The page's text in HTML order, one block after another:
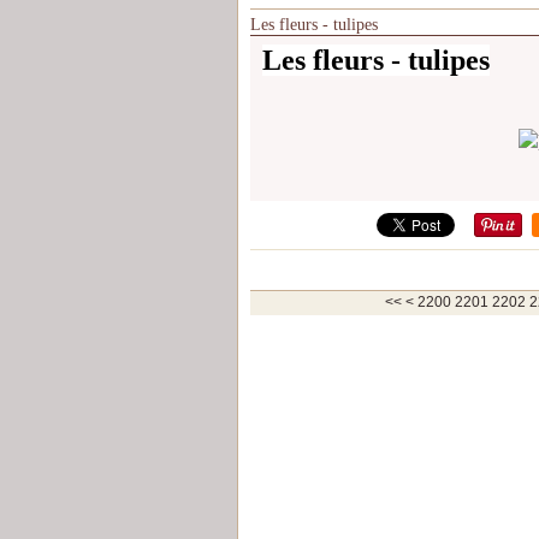
Les fleurs - tulipes
Les fleurs - tulipes
<< < 2200 2201 2202